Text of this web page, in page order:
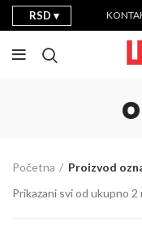
RSD
Početna
Proizvod
Prikazani svi od ukupno